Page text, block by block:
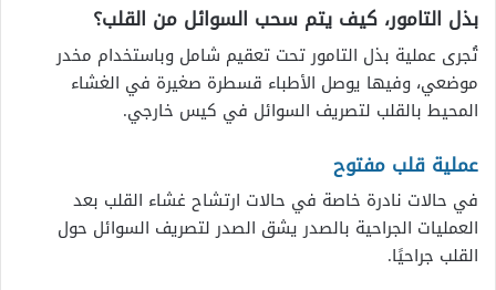
بذل التامور، كيف يتم سحب السوائل من القلب؟
تُجرى عملية بذل التامور تحت تعقيم شامل وباستخدام مخدر
موضعي، وفيها يوصل الأطباء قسطرة صغيرة في الغشاء
المحيط بالقلب لتصريف السوائل في كيس خارجي.
عملية قلب مفتوح
في حالات نادرة خاصة في حالات ارتشاح غشاء القلب بعد
العمليات الجراحية بالصدر يشق الصدر لتصريف السوائل حول
القلب جراحيًا.